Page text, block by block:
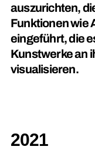
auszurichten,
Funktionen wie
eingeführt, die
Kunstwerke an
visualisieren.
2021